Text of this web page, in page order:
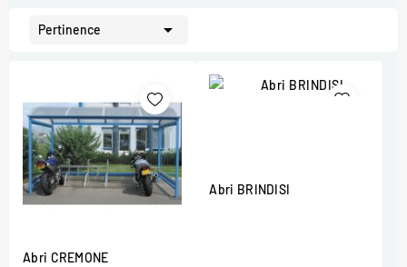
Pertinence 
Abri CREMONE
Abri BRINDISI